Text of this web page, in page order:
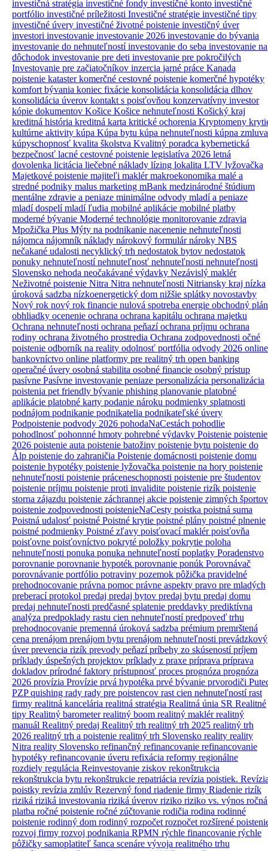
investičná stratégia investičné fondy investičné konto investičné
portfólio investičné príležitosti Investičné stratégie investičné tipy
investičné úvery investičné životné poistenie investičný úver
investori investovanie investovanie 2026 investovanie do bývania
investovanie do nehnuteľnostíinvestovanie do seba investovanie na
dôchodok investovanie pre deti investovanie pre pokročilých
Investovanie pre začiatočníkov inzercia jarné práce Kanada
poistenie katasterkomerčné cestovné poistenie komerčné hypotéky
komfort bývania koniec fixácie konsolidácia konsolidácia dlhov
konsolidácia úverov kontakt s poisťovňou konzervatívny investor
kópie dokumentov Košice Košice nehnuteľnosti Košický kraj
kreditná história kreditná karta kritické ochorenia Kryptomeny
kultúrne aktivity kúpa Kúpa bytu kúpa nehnuteľnosti kúpna zmluva
kúpyschopnosť kvalita školstva Kvalitný poradca kybernetická
bezpečnosť lacné cestovné poistenie legislatíva 2026 letná
dovolenka licitácia liečebné náklady lízing lokalita LTV lyžovačka
Majetkové poistenie majiteľi maklérmakroekonomika malé a
stredné podniky malus marketing mBank medzinárodné štúdium
mentálne zdravie a peniaze minimálne odvody mladí a peniaze
mladí dospelímladí ľudia mobilné aplikácie mobilné platby
moderné bývanie Moderné technológie monitorovanie zdravia
Mpožička Plus Mýty na podnikanie nacenenie nehnuteľnosti
nájomca nájomník náklady nárokový formulárnároky NBS
nečakané udalosti necyklický trh nedostatok bytov nedostatok
ponuky nehnuteľnostínehnuteľnosť nehnuteľnosti nehnuteľnosti
Slovensko nehoda neočakávané výdavky Nezávislý maklér
Neživotné poistenie Nitra Nitra nehnuteľnosti Nitriansky kraj nízka
úroková sadzba nízkoenergetický dom nižšie splátky novostavby
Nový rok nový rok financie nulová spotreba energie obchodný plán
obhliadky ocenenie ochrana ochrana kapitálu ochrana majetku
Ochrana nehnuteľnosti ochrana peňazíochrana príjmu ochrana
rodiny ochrana životného prostredia Ochrana zodpovednosti očné
poistenie odborník na reality odolnosť portfólia odvody 2026 online
bankovníctvo online platformy pre realitný trh open banking
operačné úvery osobná stabilita osobné financie osobný prístup
pasívne Pasívne investovanie peniaze personalizácia personalizácia
poistenia pet friendly bývanie phishing planovanie platobné
aplikácie platobné karty podanie nároku podmienky splatnosti
podnájom podnikanie podnikatelia podnikateľské úvery
Podpoistenie podvody 2026 pohodaNaCestách pohodlie
pohodlnosť pohonnné hmoty pohrebné výdavky Poistenie poistenie
2026 poistenie auta poistenie batožiny poistenie bytu poistenie do
Álp poistenie do zahraničia Poistenie domácnosti poistenie domu
poistenie hypotéky poistenie lyžovačka poistenie na hory poistenie
nehnuteľnosti poistenie práceneschopnosti poistenie pre študentov
poistenie príjmu poistenie proti invalidite poistenie rizík poistenie
storna zájazdu poistenie záchrannej akcie poistenie zimných športov
poistenie zodpovednosti poistenieNaCesty poistka poistná suma
Poistná udalosť poistné Poistné krytie poistné plány poistné plnenie
poistné podmienky Poistné zľavy poisťovací maklérpoisťovňa
poisťovne poisťovníctvo pokryté položky pokrytie poloha
nehnuteľnosti ponuka ponuka nehnuteľnostípoplatky Poradenstvo
porovnanie porovnanie hypoték porovnanie ponúk Porovnávač
porovnávanie portfólio potraviny pozemok pôžička pravidelné
prehodnocovanie právna pomoc právne aspekty pravo pre mladých
preberací protokol predaj predaj bytov predaj bytu predaj domu
predaj nehnuteľnosti predčasné splatenie preddavky prediktívna
analýza predpoklady rastu cien nehnuteľnostípredpoveď trhu
prehodnocovanie premenná úroková sadzba prémium premrštená
cena prenájom prenájom bytu prenájom nehnuteľnosti prevádzkový
úverprevencia rizík prevody peňazípríbehy zo skúsenostípríjem
príklady úspešných projektov príklady z praxe príprava príprava
dokladov prírodné faktory prístupnosť proces prognóza prognóza
2026 provízia Provízie prvá hypotéka prvé bývanie prvorodiči
PZPquishing rady rady pre poistencov rast cien nehnuteľnostírast
firmy realitná kancelária realitná stratégia Realitná únia SR Realitné
tipy Realitný barometerrealitný boom realitný maklérrealitný
manuál Realitný predaj Realitný trh realitný trh 2025 realitný trh
2026 realitný trh a poistenie realitný trh Slovensko reality reality
Nitra reality Slovensko refinančný refinancovanie refinancovanie
hypotéky refinancovanie úveru refixácia reformy regionálne
rozdiely regulácia Reinvestovanie ziskov rekonštrukcia
rekonštrukcia bytu rekonštrukcie repatriácia revízia poistiek.
poistky revízia zmlúv Rezervný fond riadenie firmy Riadenie rizík
riziká riziká investovania riziká úverov riziko riziko vs. výnos ročná
platba ročné poistenie ročné zúčtovanie rodičia rodina rodinné
poistenie rodinný dom rodinný rozpočet rozpočet rozšírené
rozvoj firmy rozvoj podnikania RPMN rýchle financovanie rýchle
pôžičky samoplatiteľ šanca scenáre vývoja realitného trhu